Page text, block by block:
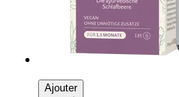
Ajouter